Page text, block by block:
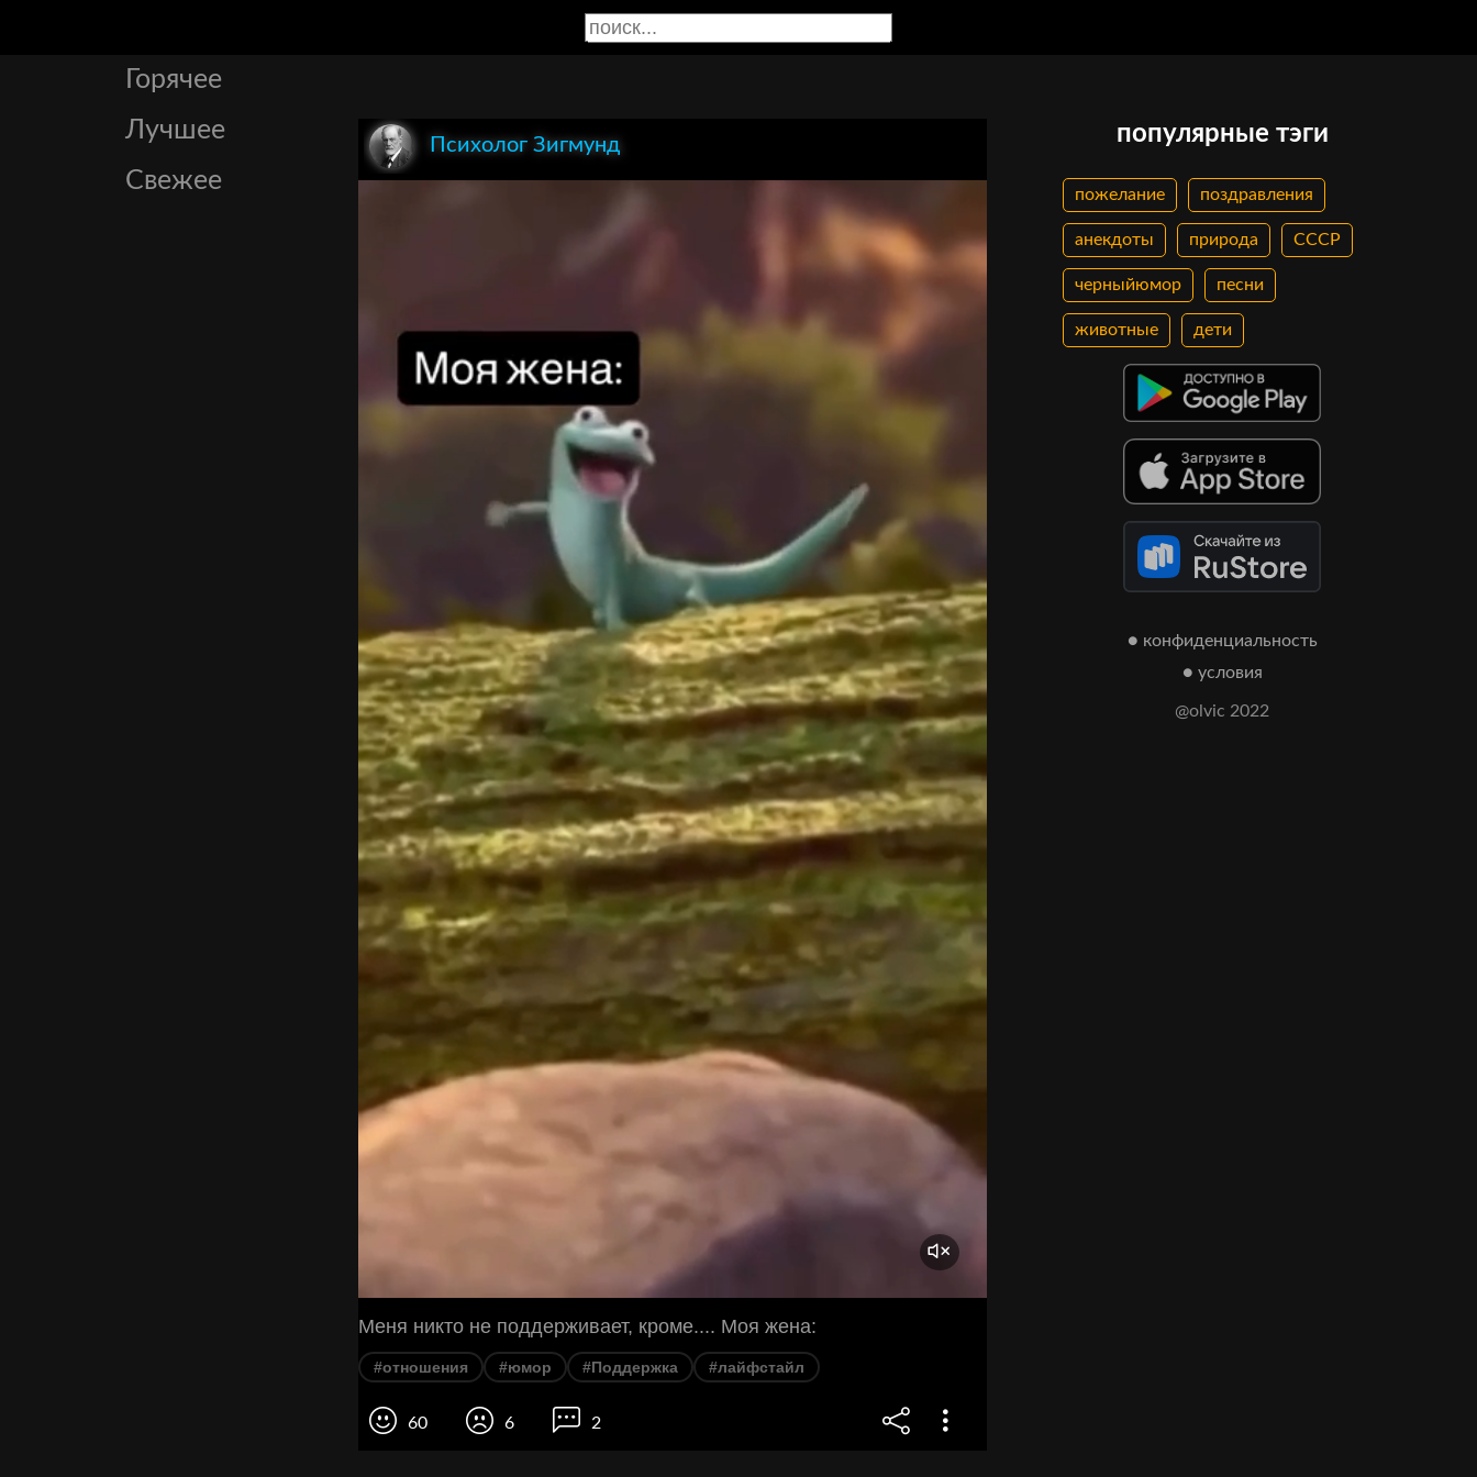
Горячее
Лучшее
Свежее
Психолог Зигмунд
Меня никто не поддерживает, кроме.... Моя жена:
#отношения #юмор #Поддержка #лайфстайл
60 6 2
популярные тэги
пожелание поздравления
анекдоты природа СССР
черныйюмор песни
животные дети
● конфиденциальность
● условия
@olvic 2022